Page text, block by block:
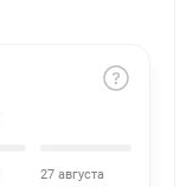
27 августа